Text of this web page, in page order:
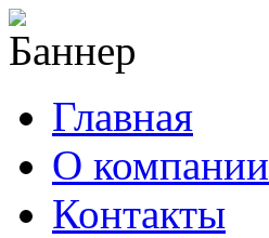
Главная
О компании
Контакты